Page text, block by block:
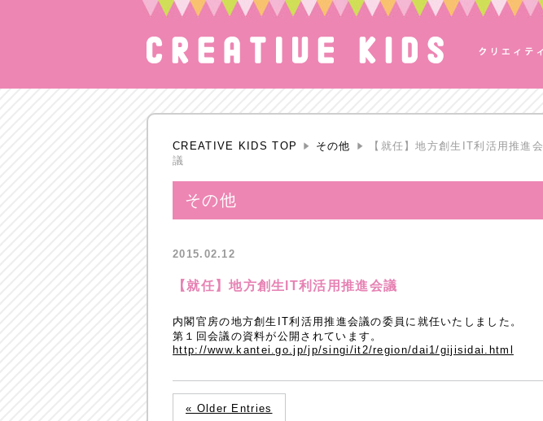
CREATIVE KIDS TOP その他
【就任】地方創生IT利活用推進会
議
その他
2015.02.12
【就任】地方創生IT利活用推進会議
内閣官房の地方創生IT利活用推進会議の委員に就任いたしました。
第１回会議の資料が公開されています。
http://www.kantei.go.jp/jp/singi/it2/region/dai1/gijisidai.html
« Older Entries